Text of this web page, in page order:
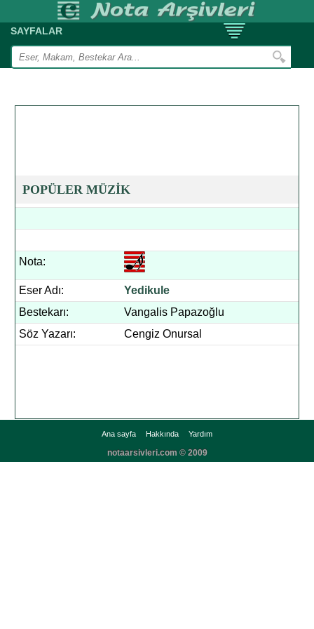
SAYFALAR
POPÜLER MÜZİK
Nota:
Eser Adı:
Yedikule
Bestekarı:
Vangalis Papazoğlu
Söz Yazarı:
Cengiz Onursal
Ana sayfa Hakkında Yardım
notaarsivleri.com © 2009